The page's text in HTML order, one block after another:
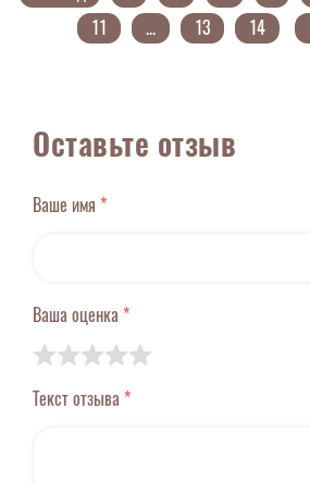
11
... 13 14
Оставьте отзыв
Ваше имя *
Ваша оценка *
Текст отзыва *